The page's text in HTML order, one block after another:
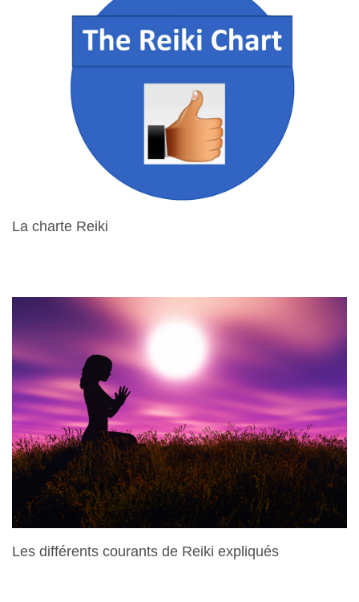
La charte Reiki
Les différents courants de Reiki expliqués